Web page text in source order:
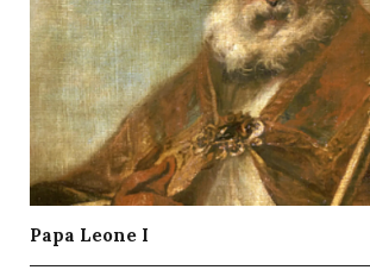
Papa Leone I